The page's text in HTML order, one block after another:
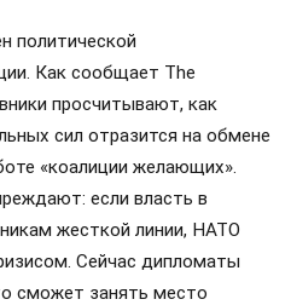
политической
Как сообщает The
просчитывают, как
сил отразится на обмене
«коалиции желающих».
если власть в
жесткой линии, НАТО
Сейчас дипломаты
сможет занять место